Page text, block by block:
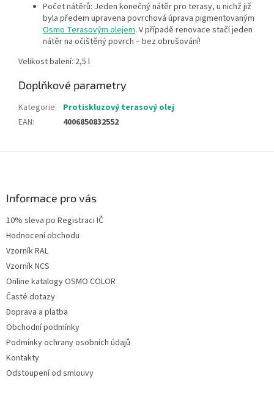
Počet nátěrů: Jeden konečný nátěr pro terasy, u nichž již
byla předem upravena povrchová úprava pigmentovaným
Osmo Terasovým olejem. V případě renovace stačí jeden
nátěr na očištěný povrch – bez obrušování!
Velikost balení: 2,5 l
Doplňkové parametry
Kategorie: Protiskluzový terasový olej
EAN: 4006850832552
Informace pro vás
10% sleva po Registraci IČ
Hodnocení obchodu
Vzorník RAL
Vzorník NCS
Online katalogy OSMO COLOR
Časté dotazy
Doprava a platba
Obchodní podmínky
Podmínky ochrany osobních údajů
Kontakty
Odstoupení od smlouvy